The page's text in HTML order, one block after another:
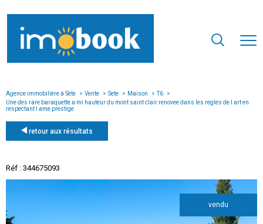
Agence immobilière à Sète Vente Sete Maison
T6
Une des rare baraquette a mi hauteur du mont saint clair renovee dans les regles de l art en
respectant l ame prestige
retour aux résultats
Réf : 344675093
vendu